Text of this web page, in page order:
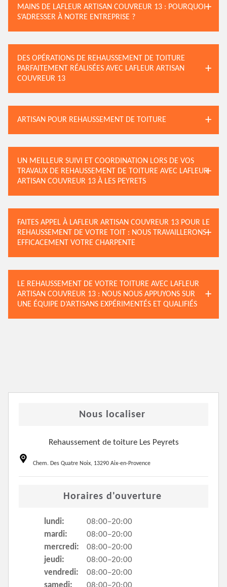
MAINS DE LAFLEUR ARTISAN COUVREUR 13 : POURQUOI
S’ADRESSER À NOTRE ENTREPRISE ?
DES OPÉRATIONS DE REHAUSSEMENT DE TOITURE
PARFAITEMENT RÉALISÉES AVEC LAFLEUR ARTISAN
COUVREUR 13
ARTISAN POUR REHAUSSEMENT DE TOITURE
UN MEILLEUR SUIVI ET COORDINATION LORS DE VOS
TRAVAUX DE REHAUSSEMENT DE TOITURE AVEC LAFLEUR
ARTISAN COUVREUR 13 À LES PEYRETS
FAITES APPEL À LAFLEUR ARTISAN COUVREUR 13 POUR LE
REHAUSSEMENT DE VOTRE TOIT : NOUS TRAVAILLERONS
EFFICACEMENT VOTRE CHARPENTE
LE REHAUSSEMENT DE VOTRE TOITURE AVEC LAFLEUR
ARTISAN COUVREUR 13 : NOUS NOUS APPUYONS SUR
UNE ÉQUIPE D’ARTISANS EXPÉRIMENTÉS ET QUALIFIÉS
Nous localiser
Rehaussement de toiture Les Peyrets
Chem. Des Quatre Noix, 13290 Aix-en-Provence
Horaires d'ouverture
lundi:
08:00–20:00
mardi:
08:00–20:00
mercredi:
08:00–20:00
jeudi:
08:00–20:00
vendredi:
08:00–20:00
samedi:
08:00–20:00